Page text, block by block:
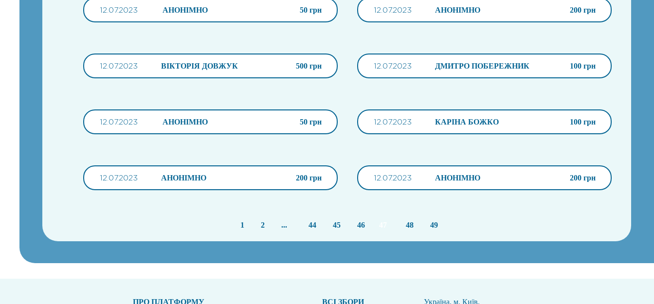
12.07.2023 АНОНІМНО 50 грн 12.07.2023 АНОНІМНО 200 грн
12.07.2023 ВІКТОРІЯ ДОВЖУК 500 грн 12.07.2023 ДМИТРО ПОБЕРЕЖНИК 100 грн
12.07.2023 АНОНІМНО 50 грн 12.07.2023 КАРІНА БОЖКО 100 грн
12.07.2023 АНОНІМНО 200 грн 12.07.2023 АНОНІМНО 200 грн
1 2 ... 44 45 46 48 49
ПРО ПЛАТФОРМУ ВСI ЗБОРИ Україна, м. Київ,